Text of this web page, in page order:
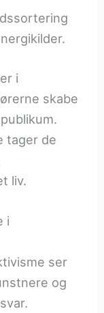
i
skabe
tager de
liv.
i
ser
og